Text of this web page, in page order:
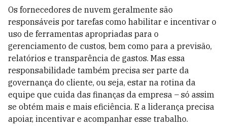
Os fornecedores de nuvem geralmente são
responsáveis por tarefas como habilitar e incentivar o
uso de ferramentas apropriadas para o
gerenciamento de custos, bem como para a previsão,
relatórios e transparência de gastos. Mas essa
responsabilidade também precisa ser parte da
governança do cliente, ou seja, estar na rotina da
equipe que cuida das finanças da empresa – só assim
se obtém mais e mais eficiência. E a liderança precisa
apoiar, incentivar e acompanhar esse trabalho.